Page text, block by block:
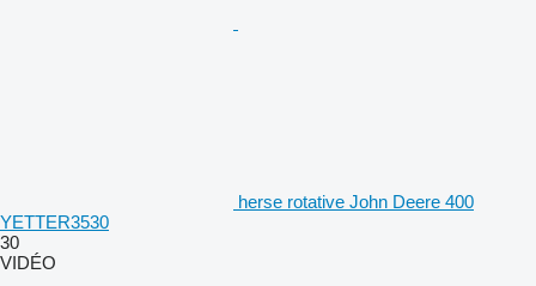
herse rotative John Deere 400
YETTER3530
30
VIDÉO